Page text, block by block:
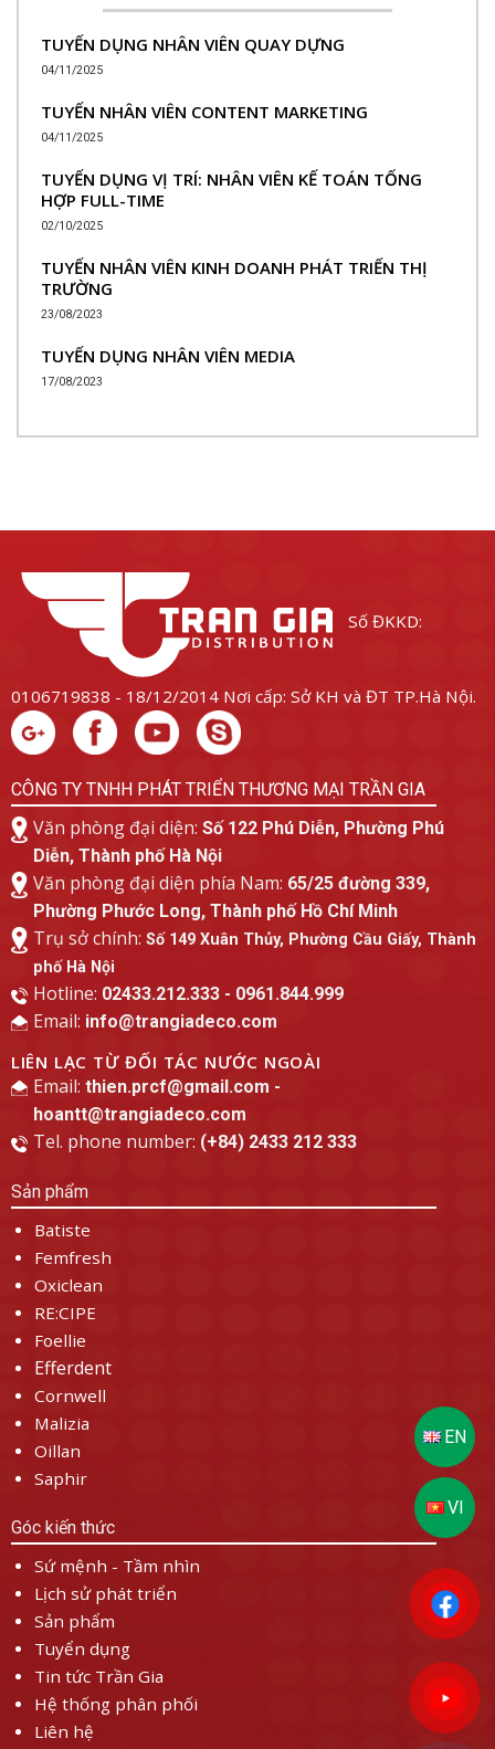
TUYỂN DỤNG NHÂN VIÊN QUAY DỰNG
04/11/2025
TUYỂN NHÂN VIÊN CONTENT MARKETING
04/11/2025
TUYỂN DỤNG VỊ TRÍ: NHÂN VIÊN KẾ TOÁN TỔNG
HỢP FULL-TIME
02/10/2025
TUYỂN NHÂN VIÊN KINH DOANH PHÁT TRIỂN THỊ
TRƯỜNG
23/08/2023
TUYỂN DỤNG NHÂN VIÊN MEDIA
17/08/2023
Số ĐKKD:
0106719838 - 18/12/2014 Nơi cấp: Sở KH và ĐT TP.Hà Nội.
CÔNG TY TNHH PHÁT TRIỂN THƯƠNG MẠI TRẦN GIA
Văn phòng đại diện: Số 122 Phú Diễn, Phường Phú
Diễn, Thành phố Hà Nội
Văn phòng đại diện phía Nam: 65/25 đường 339,
Phường Phước Long, Thành phố Hồ Chí Minh
Trụ sở chính: Số 149 Xuân Thủy, Phường Cầu Giấy, Thành
phố Hà Nội
Hotline: 02433.212.333 - 0961.844.999
Email: info@trangiadeco.com
LIÊN LẠC TỪ ĐỐI TÁC NƯỚC NGOÀI
Email: thien.prcf@gmail.com -
hoantt@trangiadeco.com
Tel. phone number: (+84) 2433 212 333
Sản phẩm
Batiste
Femfresh
Oxiclean
RE:CIPE
Foellie
Efferdent
Cornwell
Malizia
Oillan
Saphir
Góc kiến thức
Sứ mệnh - Tầm nhìn
Lịch sử phát triển
Sản phẩm
Tuyển dụng
Tin tức Trần Gia
Hệ thống phân phối
Liên hệ